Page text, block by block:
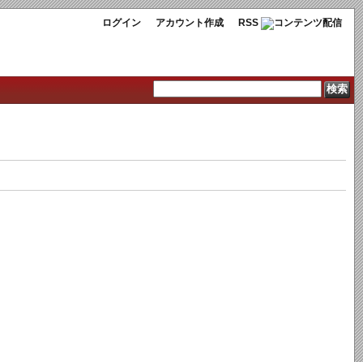
ログイン アカウント作成 RSS